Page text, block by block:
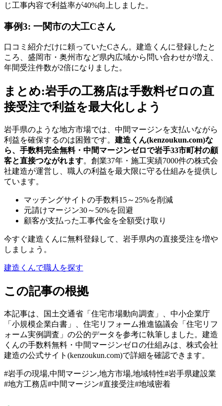
じ工事内容で利益率が40%向上しました。
事例3: 一関市の大工Cさん
口コミ紹介だけに頼っていたCさん。建造くんに登録したと
ころ、盛岡市・奥州市など県内広域から問い合わせが増え、
年間受注件数が2倍になりました。
まとめ:岩手の工務店は手数料ゼロの直
接受注で利益を最大化しよう
岩手県のような地方市場では、中間マージンを支払いながら
利益を確保するのは困難です。 建造くん(kenzoukun.com)な
ら、手数料完全無料・中間マージンゼロで岩手33市町村の顧
客と直接つながれます。創業37年・施工実績7000件の株式会
社建造が運営し、職人の利益を最大限に守る仕組みを提供し
ています。
マッチングサイトの手数料15～25%を削減
元請けマージン30～50%を回避
顧客が支払った工事代金を全額受け取り
今すぐ建造くんに無料登録して、岩手県内の直接受注を増や
しましょう。
建造くんで職人を探す
この記事の根拠
本記事は、国土交通省「住宅市場動向調査」、中小企業庁
「小規模企業白書」、住宅リフォーム推進協議会「住宅リフ
ォーム実例調査」の公的データを参考に執筆しました。建造
くんの手数料無料・中間マージンゼロの仕組みは、株式会社
建造の公式サイト(kenzoukun.com)で詳細を確認できます。
#岩手の現場,中間マージン,地方市場,地域特性#岩手県建設業
#地方工務店#中間マージン#直接受注#地域密着